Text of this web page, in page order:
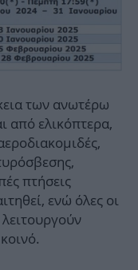
των ανωτέρω
από ελικόπτερα,
πτήσεις
ενώ όλες οι